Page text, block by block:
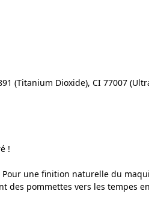
(Titanium Dioxide), CI 77007
!
Pour une finition naturelle du
des pommettes vers les tempes